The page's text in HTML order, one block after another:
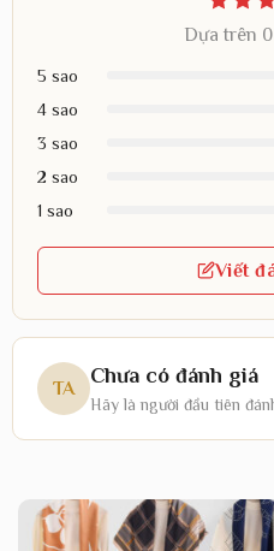
Dựa trên
5 sao
4 sao
3 sao
2 sao
1 sao
Viết
TA
Chưa có đánh giá
Hãy là người đầu tiên